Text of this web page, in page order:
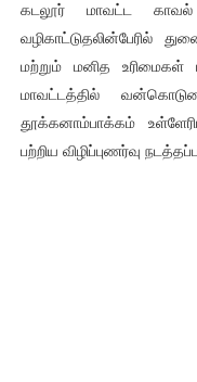
கடலூர் மாவட்ட காவல்
வழிகாட்டுதலின்பேரில்
மற்றும் மனித
மாவட்டத்தில்
தூக்கனாம்பாக்கம்
பற்றிய விழிப்புணர்வு